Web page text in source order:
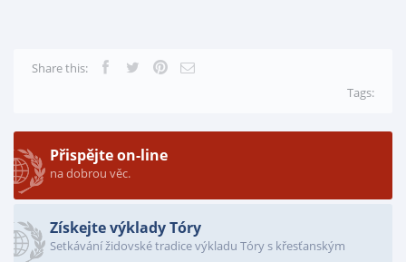
Share this:
Tags:
Přispějte on-line
na dobrou věc.
Získejte výklady Tóry
Setkávání židovské tradice výkladu Tóry s křesťanským